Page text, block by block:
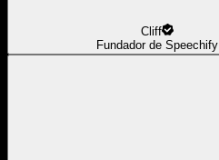
Cliff
Fundador de Speechify